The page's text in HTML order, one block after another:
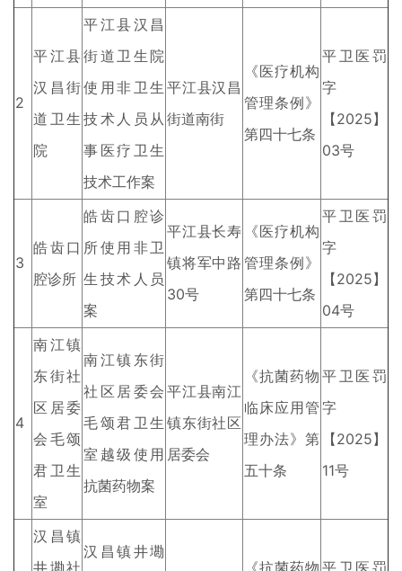
2
平江县
汉昌街
道卫生
院
平江县汉昌
街道卫生院
使用非卫生
技术人员从
事医疗卫生
技术工作案
平江县汉昌
街道南街
《医疗机构
管理条例》
第四十七条
平卫医罚
字
【2025】
03号
3
皓齿口
腔诊所
皓齿口腔诊
所使用非卫
生技术人员
案
平江县长寿
镇将军中路
30号
《医疗机构
管理条例》
第四十七条
平卫医罚
字
【2025】
04号
4
南江镇
东街社
区居委
会毛颂
君卫生
室
南江镇东街
社区居委会
毛颂君卫生
室越级使用
抗菌药物案
平江县南江
镇东街社区
居委会
《抗菌药物
临床应用管
理办法》第
五十条
平卫医罚
字
【2025】
11号
汉昌镇
井墈社
汉昌镇井墈
《抗菌药物 平卫医罚